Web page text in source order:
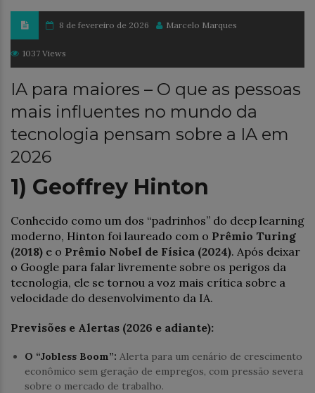
8 de fevereiro de 2026 Marcelo Marques
1037 Views
IA para maiores – O que as pessoas
mais influentes no mundo da
tecnologia pensam sobre a IA em
2026
1) Geoffrey Hinton
Conhecido como um dos “padrinhos” do deep learning
moderno, Hinton foi laureado com o Prêmio Turing
(2018) e o Prêmio Nobel de Física (2024). Após deixar
o Google para falar livremente sobre os perigos da
tecnologia, ele se tornou a voz mais crítica sobre a
velocidade do desenvolvimento da IA.
Previsões e Alertas (2026 e adiante):
O “Jobless Boom”: Alerta para um cenário de crescimento
econômico sem geração de empregos, com pressão severa
sobre o mercado de trabalho.